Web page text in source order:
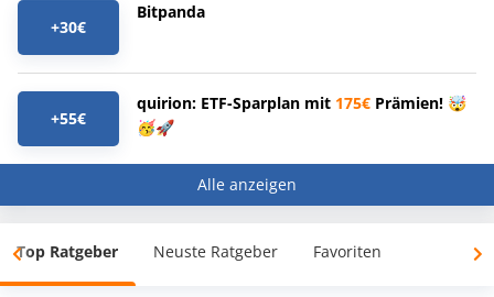
+30€
Bitpanda
+55€
quirion: ETF-Sparplan mit 175€ Prämien! 🤯
🥳🚀
Alle anzeigen
Top Ratgeber Neuste Ratgeber Favoriten